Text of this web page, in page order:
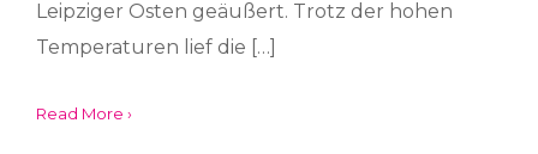
Leipziger Osten geäußert. Trotz der hohen
Temperaturen lief die […]
Read More ›